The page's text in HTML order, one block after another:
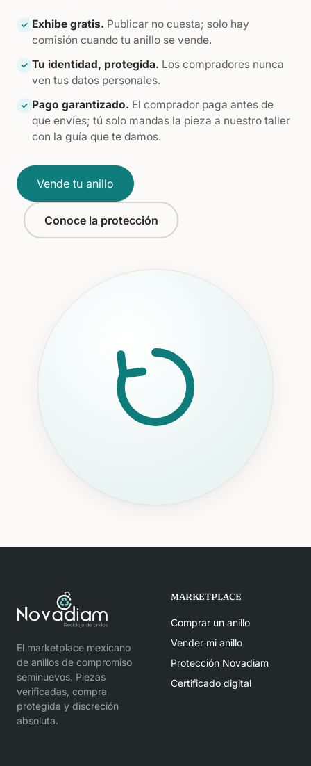
✓ Exhibe gratis. Publicar no cuesta; solo hay
comisión cuando tu anillo se vende.
✓ Tu identidad, protegida. Los compradores nunca
ven tus datos personales.
✓ Pago garantizado. El comprador paga antes de
que envíes; tú solo mandas la pieza a nuestro taller
con la guía que te damos.
Vende tu anillo
Conoce la protección
El marketplace mexicano
de anillos de compromiso
seminuevos. Piezas
verificadas, compra
protegida y discreción
absoluta.
MARKETPLACE
Comprar un anillo
Vender mi anillo
Protección Novadiam
Certificado digital